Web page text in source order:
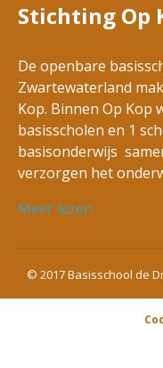
Stichting Op
De openbare
Zwartewaterland
Kop. Binnen Op Kop
basisscholen en 1
basisonderwijs
verzorgen het
Meer lezen
© 2017 Basisschool de